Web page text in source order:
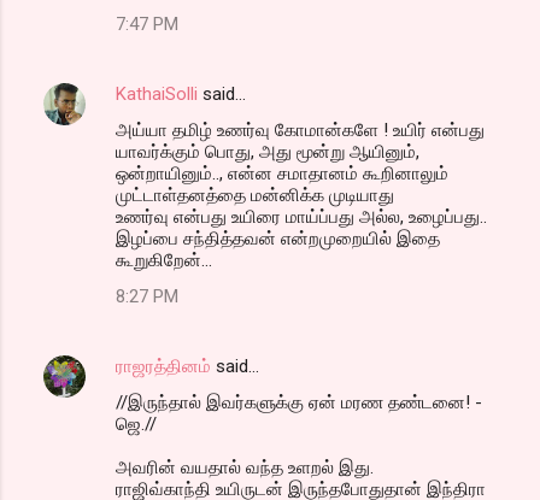
7:47 PM
KathaiSolli said…
அய்யா தமிழ் உணர்வு கோமான்களே ! உயிர் என்பது
யாவர்க்கும் பொது, அது மூன்று ஆயினும்,
ஒன்றாயினும்.., என்ன சமாதானம் கூறினாலும்
முட்டாள்தனத்தை மன்னிக்க முடியாது
உணர்வு என்பது உயிரை மாய்ப்பது அல்ல, உழைப்பது..
இழப்பை சந்தித்தவன் என்றமுறையில் இதை
கூறுகிறேன்...
8:27 PM
ராஜரத்தினம் said…
//இருந்தால் இவர்களுக்கு ஏன் மரண தண்டனை! -
ஜெ.//
அவரின் வயதால் வந்த உளறல் இது.
ராஜிவ்காந்தி உயிருடன் இருந்தபோதுதான் இந்திரா